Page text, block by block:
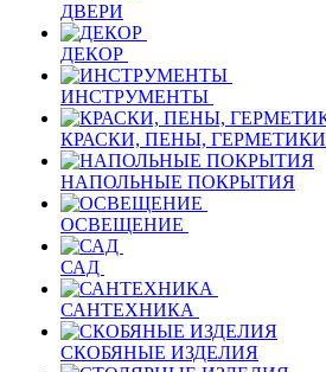
ДВЕРИ
ДЕКОР
ИНСТРУМЕНТЫ
КРАСКИ, ПЕНЫ, ГЕРМЕТИКИ
НАПОЛЬНЫЕ ПОКРЫТИЯ
ОСВЕЩЕНИЕ
САД
САНТЕХНИКА
СКОБЯНЫЕ ИЗДЕЛИЯ